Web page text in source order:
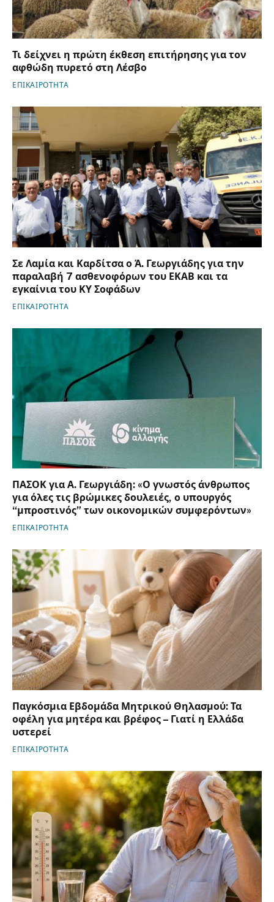
Τι δείχνει η πρώτη έκθεση επιτήρησης για τον
αφθώδη πυρετό στη Λέσβο
ΕΠΙΚΑΙΡΟΤΗΤΑ
Σε Λαμία και Καρδίτσα ο Ά. Γεωργιάδης για την
παραλαβή 7 ασθενοφόρων του ΕΚΑΒ και τα
εγκαίνια του ΚΥ Σοφάδων
ΕΠΙΚΑΙΡΟΤΗΤΑ
ΠΑΣΟΚ για Α. Γεωργιάδη: «Ο γνωστός άνθρωπος
για όλες τις βρώμικες δουλειές, ο υπουργός
“μπροστινός” των οικονομικών συμφερόντων»
ΕΠΙΚΑΙΡΟΤΗΤΑ
Παγκόσμια Εβδομάδα Μητρικού Θηλασμού: Τα
οφέλη για μητέρα και βρέφος – Γιατί η Ελλάδα
υστερεί
ΕΠΙΚΑΙΡΟΤΗΤΑ